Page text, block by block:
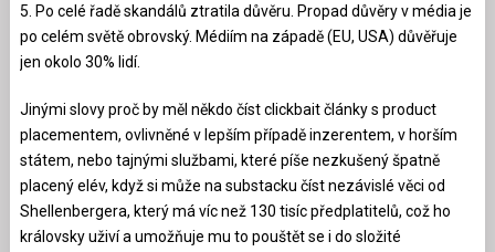
5. Po celé řadě skandálů ztratila důvěru. Propad důvěry v média je
po celém světě obrovský. Médiím na západě (EU, USA) důvěřuje
jen okolo 30% lidí.
Jinými slovy proč by měl někdo číst clickbait články s product
placementem, ovlivněné v lepším případě inzerentem, v horším
státem, nebo tajnými službami, které píše nezkušený špatně
placený elév, když si může na substacku číst nezávislé věci od
Shellenbergera, který má víc než 130 tisíc předplatitelů, což ho
královsky uživí a umožňuje mu to pouštět se i do složité